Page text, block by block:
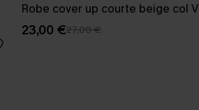
Robe cover up courte beige col V
23,00 €27,00 €